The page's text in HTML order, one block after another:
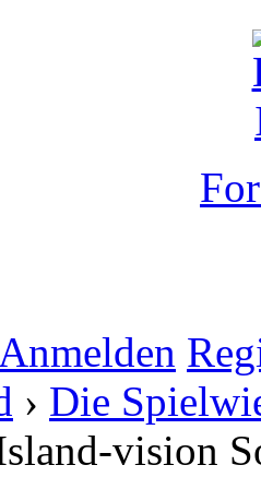
Anmelden
› Die
vision